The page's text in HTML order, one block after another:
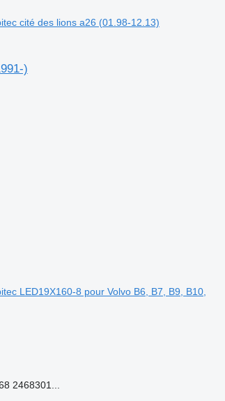
cité des lions a26 (01.98-12.13)
)
LED19X160-8 pour Volvo B6, B7, B9, B10,
2468301...